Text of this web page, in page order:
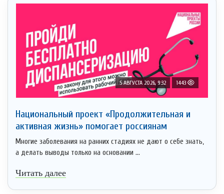
5 АВГУСТА 2026, 9:32 1443
Национальный проект «Продолжительная и
активная жизнь» помогает россиянам
Многие заболевания на ранних стадиях не дают о себе знать,
а делать выводы только на основании ...
Читать далее